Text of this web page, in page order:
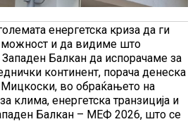
енергетска криза да ги
и да видиме што
Балкан да испорачаме за
континент, порача денеска
Мицкоски, во обраќањето на
клима, енергетска транзиција и
Балкан – МЕФ 2026, што се